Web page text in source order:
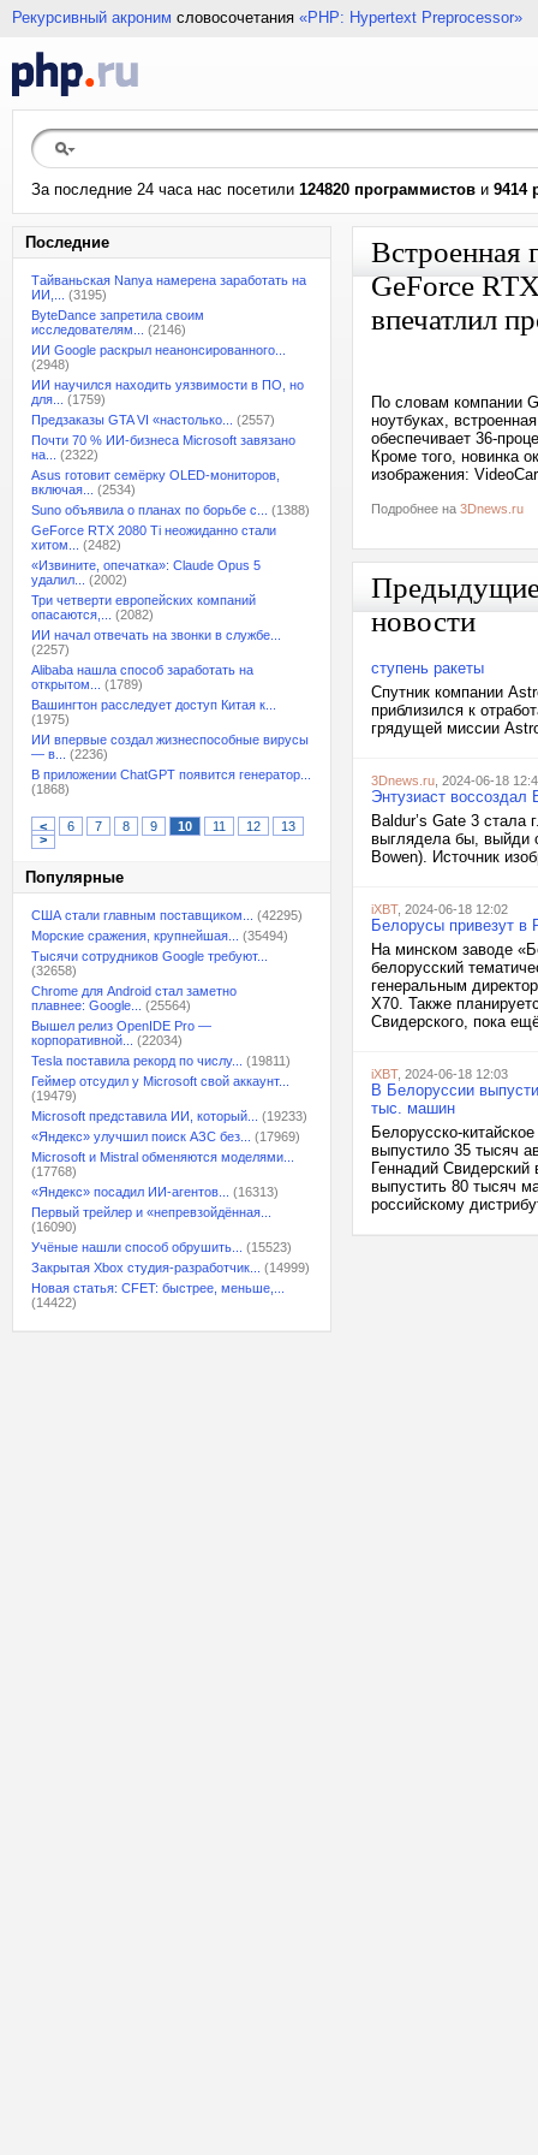
Рекурсивный акроним словосочетания «PHP: Hypertext Preprocessor»
За последние 24 часа нас посетили 124820 программистов и 9414
Последние
Тайваньская Nanya намерена заработать на
ИИ,...
(3195)
ByteDance запретила своим
исследователям...
(2146)
ИИ Google раскрыл неанонсированного...
(2948)
ИИ научился находить уязвимости в ПО, но
для...
(1759)
Предзаказы GTA VI «настолько...
(2557)
Почти 70 % ИИ-бизнеса Microsoft завязано
на...
(2322)
Asus готовит семёрку OLED-мониторов,
включая...
(2534)
Suno объявила о планах по борьбе с...
(1388)
GeForce RTX 2080 Ti неожиданно стали
хитом...
(2482)
«Извините, опечатка»: Claude Opus 5
удалил...
(2002)
Три четверти европейских компаний
опасаются,...
(2082)
ИИ начал отвечать на звонки в службе...
(2257)
Alibaba нашла способ заработать на
открытом...
(1789)
Вашингтон расследует доступ Китая к...
(1975)
ИИ впервые создал жизнеспособные вирусы
— в...
(2236)
В приложении ChatGPT появится генератор...
(1868)
< 6 7 8 9 10 11 12
13
>
Популярные
США стали главным поставщиком...
(42295)
Морские сражения, крупнейшая...
(35494)
Тысячи сотрудников Google требуют...
(32658)
Chrome для Android стал заметно
плавнее: Google...
(25564)
Вышел релиз OpenIDE Pro —
корпоративной...
(22034)
Tesla поставила рекорд по числу...
(19811)
Геймер отсудил у Microsoft свой аккаунт...
(19479)
Microsoft представила ИИ, который...
(19233)
«Яндекс» улучшил поиск АЗС без...
(17969)
Microsoft и Mistral обменяются моделями...
(17768)
«Яндекс» посадил ИИ-агентов...
(16313)
Первый трейлер и «непревзойдённая...
(16090)
Учёные нашли способ обрушить...
(15523)
Закрытая Xbox студия-разработчик...
(14999)
Новая статья: CFET: быстрее, меньше,...
(14422)
Встроенная
GeForce
впечатлил
По словам компании
ноутбуках,
обеспечивает 36-
Кроме того, новинка
изображения:
Подробнее на 3Dnews.ru
новости
ступень ракеты
Спутник компании
приблизился к
грядущей миссии
3Dnews.ru , 2024-06-18
Энтузиаст воссоздал
Baldur’s Gate 3 стала
выглядела бы, выйди
Bowen). Источник
iXBT, 2024-06-18 12:02
Белорусы привезут в
На минском заводе
белорусский
генеральным
X70. Также
Свидерского, пока
iXBT, 2024-06-18 12:03
В Белоруссии
тыс. машин
Белорусско-
выпустило 35 тысяч
Геннадий Свидерский
выпустить 80 тысяч
российскому